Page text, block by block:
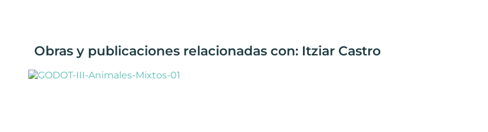
Obras y publicaciones relacionadas con: Itziar Castro